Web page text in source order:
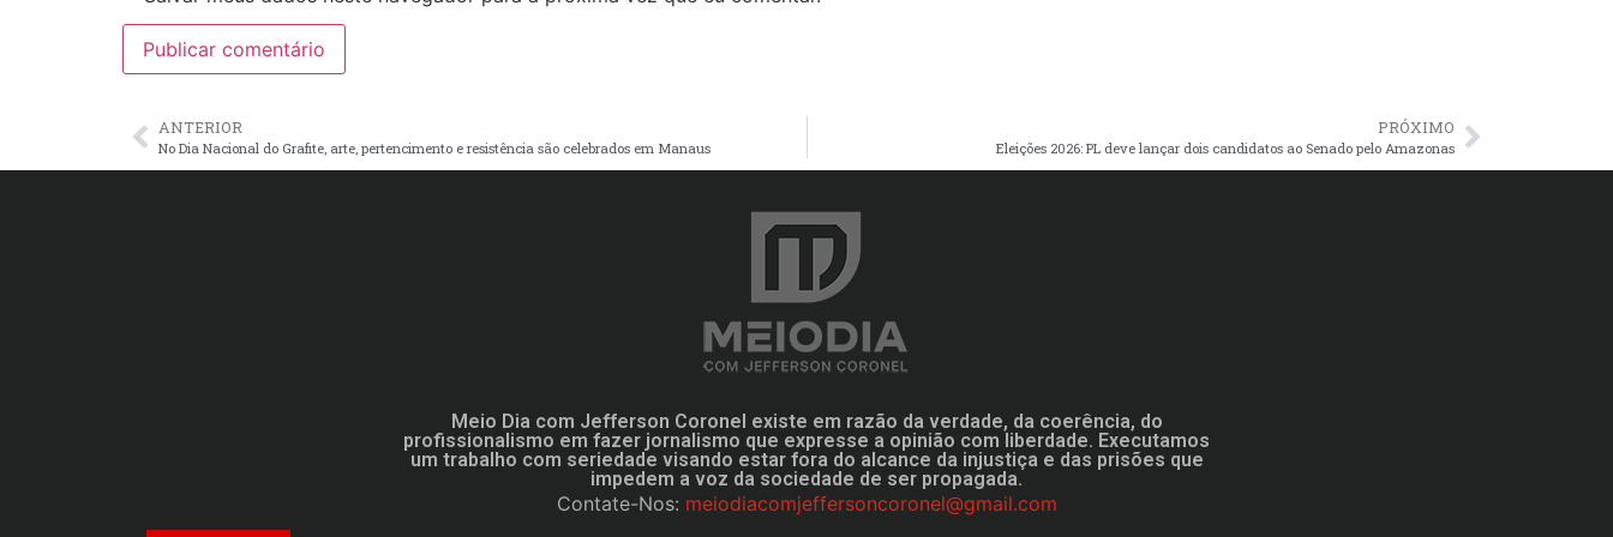
ANTERIOR
No Dia Nacional do Grafite, arte, pertencimento e resistência são celebrados em Manaus
PRÓXIMO
Eleições 2026: PL deve lançar dois candidatos ao Senado pelo Amazonas
Meio Dia com Jefferson Coronel existe em razão da verdade, da coerência, do
profissionalismo em fazer jornalismo que expresse a opinião com liberdade. Executamos
um trabalho com seriedade visando estar fora do alcance da injustiça e das prisões que
impedem a voz da sociedade de ser propagada.
Contate-Nos: meiodiacomjeffersoncoronel@gmail.com